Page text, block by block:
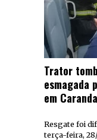
Trator
esmagada
em
Resgate foi
terça-feira,